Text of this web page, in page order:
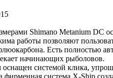
Shimano Metanium DC
работы позволяют
Есть полностью
начинающих рыболовов.
системой клика,
фирменная система X-Ship